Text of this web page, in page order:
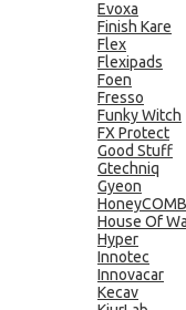
Evoxa
Finish Kare
Flex
Flexipads
Foen
Fresso
Funky Witch
FX Protect
Good Stuff
Gtechniq
Gyeon
HoneyCOMB
House Of
Hyper
Innotec
Innovacar
Kecav